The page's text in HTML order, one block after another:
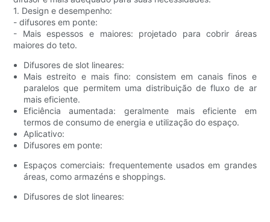
1. Design e desempenho:
- difusores em ponte:
- Mais espessos e maiores: projetado para cobrir áreas
maiores do teto.
Difusores de slot lineares:
Mais estreito e mais fino: consistem em canais finos e
paralelos que permitem uma distribuição de fluxo de ar
mais eficiente.
Eficiência aumentada: geralmente mais eficiente em
termos de consumo de energia e utilização do espaço.
Aplicativo:
Difusores em ponte:
Espaços comerciais: frequentemente usados ​​em grandes
áreas, como armazéns e shoppings.
Difusores de slot lineares: